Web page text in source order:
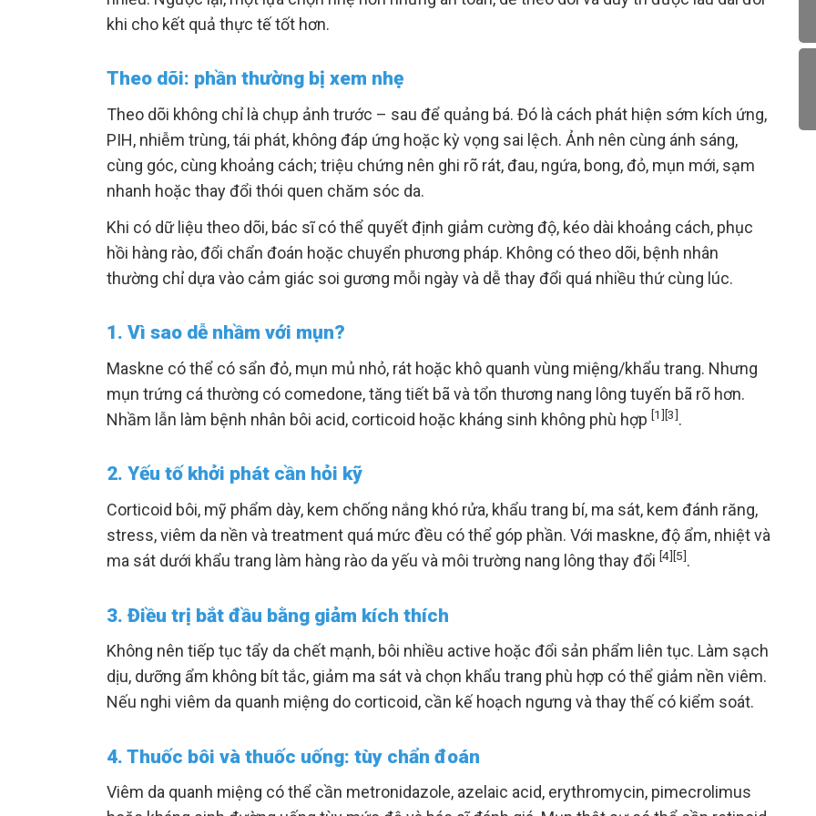
khi cho kết quả thực tế tốt hơn.
Theo dõi: phần thường bị xem nhẹ
Theo dõi không chỉ là chụp ảnh trước – sau để quảng bá. Đó là cách phát hiện sớm kích ứng,
PIH, nhiễm trùng, tái phát, không đáp ứng hoặc kỳ vọng sai lệch. Ảnh nên cùng ánh sáng,
cùng góc, cùng khoảng cách; triệu chứng nên ghi rõ rát, đau, ngứa, bong, đỏ, mụn mới, sạm
nhanh hoặc thay đổi thói quen chăm sóc da.
Khi có dữ liệu theo dõi, bác sĩ có thể quyết định giảm cường độ, kéo dài khoảng cách, phục
hồi hàng rào, đổi chẩn đoán hoặc chuyển phương pháp. Không có theo dõi, bệnh nhân
thường chỉ dựa vào cảm giác soi gương mỗi ngày và dễ thay đổi quá nhiều thứ cùng lúc.
1. Vì sao dễ nhầm với mụn?
Maskne có thể có sẩn đỏ, mụn mủ nhỏ, rát hoặc khô quanh vùng miệng/khẩu trang. Nhưng
mụn trứng cá thường có comedone, tăng tiết bã và tổn thương nang lông tuyến bã rõ hơn.
Nhầm lẫn làm bệnh nhân bôi acid, corticoid hoặc kháng sinh không phù hợp [1] [3].
2. Yếu tố khởi phát cần hỏi kỹ
Corticoid bôi, mỹ phẩm dày, kem chống nắng khó rửa, khẩu trang bí, ma sát, kem đánh răng,
stress, viêm da nền và treatment quá mức đều có thể góp phần. Với maskne, độ ẩm, nhiệt và
ma sát dưới khẩu trang làm hàng rào da yếu và môi trường nang lông thay đổi [4] [5].
3. Điều trị bắt đầu bằng giảm kích thích
Không nên tiếp tục tẩy da chết mạnh, bôi nhiều active hoặc đổi sản phẩm liên tục. Làm sạch
dịu, dưỡng ẩm không bít tắc, giảm ma sát và chọn khẩu trang phù hợp có thể giảm nền viêm.
Nếu nghi viêm da quanh miệng do corticoid, cần kế hoạch ngưng và thay thế có kiểm soát.
4. Thuốc bôi và thuốc uống: tùy chẩn đoán
Viêm da quanh miệng có thể cần metronidazole, azelaic acid, erythromycin, pimecrolimus